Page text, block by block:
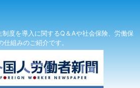
度を導入に関するQ＆Aや社会保険、労働保
仕組みのご紹介です。